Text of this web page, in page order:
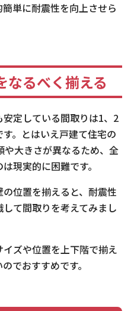
単に耐震性を向上させら
なるべく揃える
定している間取りは1、2
。とはいえ戸建て住宅の
大きさが異なるため、全
現実的に困難です。
位置を揃えると、耐震性
て間取りを考えてみまし
ズや位置を上下階で揃え
でおすすめです。